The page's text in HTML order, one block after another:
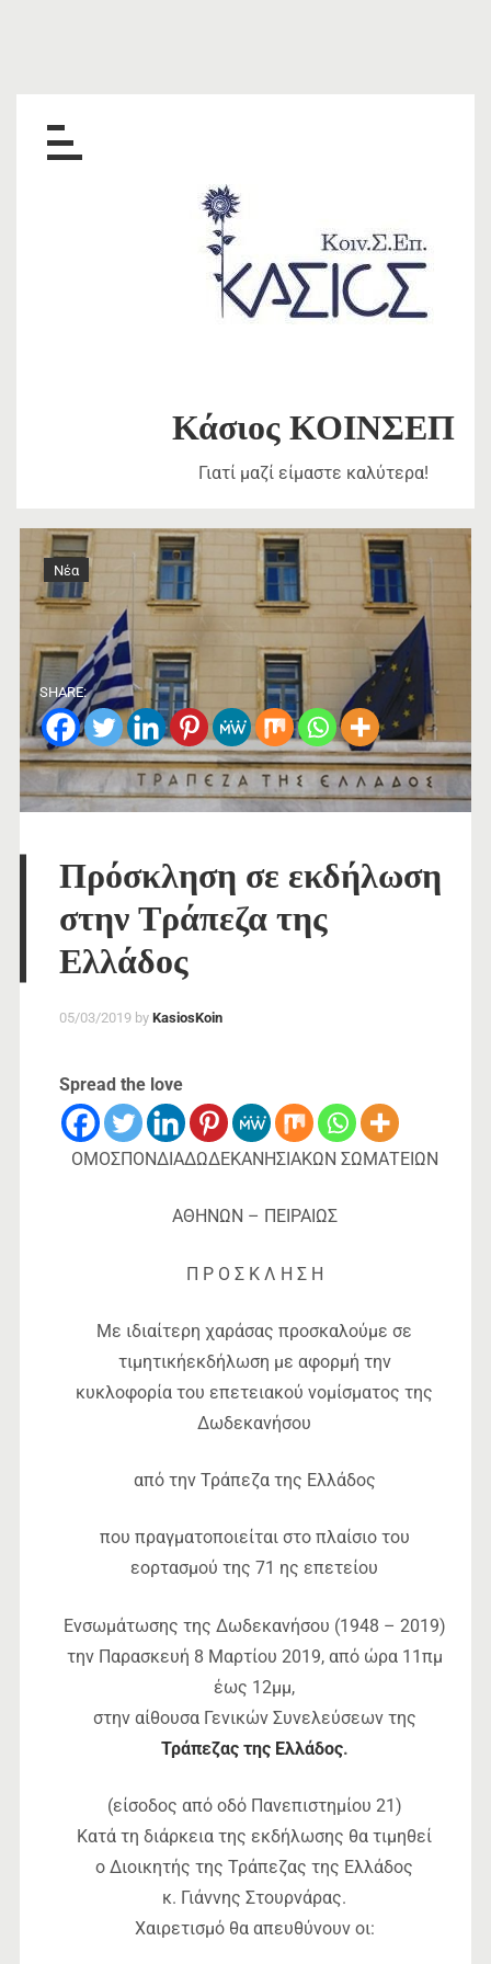
Νέα
SHARE:
Πρόσκληση σε εκδήλωση
στην Τράπεζα της
Ελλάδος
05/03/2019 by KasiosKoin
Spread the love
ΟΜΟΣΠΟΝΔΙΑΔΩΔΕΚΑΝΗΣΙΑΚΩΝ ΣΩΜΑΤΕΙΩΝ
ΑΘΗΝΩΝ – ΠΕΙΡΑΙΩΣ
Π Ρ Ο Σ Κ Λ Η Σ Η
Με ιδιαίτερη χαράσας προσκαλούμε σε
τιμητικήεκδήλωση με αφορμή την
κυκλοφορία του επετειακού νομίσματος της
Δωδεκανήσου
από την Τράπεζα της Ελλάδος
που πραγματοποιείται στο πλαίσιο του
εορτασμού της 71 ης επετείου
Ενσωμάτωσης της Δωδεκανήσου (1948 – 2019)
την Παρασκευή 8 Μαρτίου 2019, από ώρα 11πμ
έως 12μμ,
στην αίθουσα Γενικών Συνελεύσεων της
Τράπεζας της Ελλάδος.
(είσοδος από οδό Πανεπιστημίου 21)
Κατά τη διάρκεια της εκδήλωσης θα τιμηθεί
ο Διοικητής της Τράπεζας της Ελλάδος
κ. Γιάννης Στουρνάρας.
Χαιρετισμό θα απευθύνουν οι:
Κάσιος ΚΟΙΝΣΕΠ
Γιατί μαζί είμαστε καλύτερα!